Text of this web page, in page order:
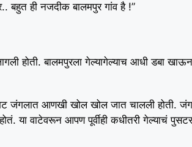
ही नजदीक बालमपुर गांव है !”
होती. बालमपुरला गेल्यागेल्याच आधी डबा
जंगलात आणखी खोल खोल जात चालली होती.
या वाटेवरून आपण पूर्वीही कधीतरी गेल्याचं